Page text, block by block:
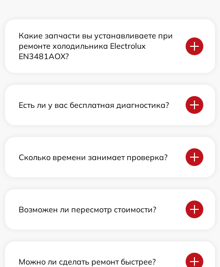
Какие запчасти вы устанавливаете при
ремонте холодильника Electrolux
EN3481AOX?
Есть ли у вас бесплатная диагностика?
Сколько времени занимает проверка?
Возможен ли пересмотр стоимости?
Можно ли сделать ремонт быстрее?